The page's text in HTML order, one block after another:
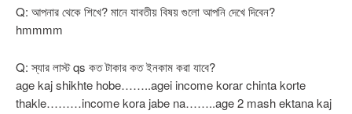
Q: আপনার থেকে শিখে? মানে যাবতীয় বিষয় গুলো আপনি দেখে দিবেন?
hmmmm
Q: স্যার লাস্ট qs কত টাকার কত ইনকাম করা যাবে?
age kaj shikhte hobe……..agei income korar chinta korte
thakle………income kora jabe na……..age 2 mash ektana kaj